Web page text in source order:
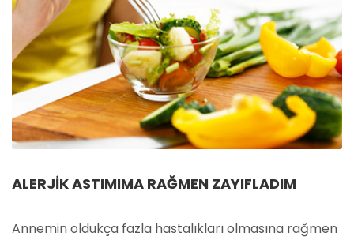
ALERJIK ASTIMIMA RAĞMEN ZAYIFLADIM
Annemin oldukça fazla hastalıkları olmasına rağmen